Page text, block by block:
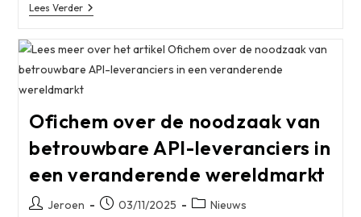
Lees Verder50
Jaar
Op
Frankfurt
2025
Ofichem over de noodzaak van
betrouwbare API-leveranciers in
een veranderende wereldmarkt
BerichtJeroen
Bericht03/11/2025 Berichtcategorie:
Nieuws